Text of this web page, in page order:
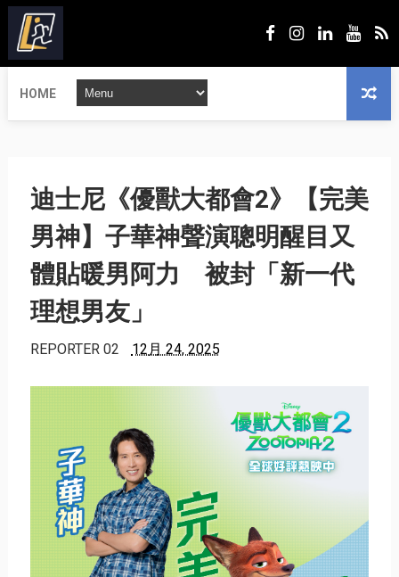
HOME
迪士尼《優獸大都會2》【完美
男神】子華神聲演聰明醒目又
體貼暖男阿力 被封「新一代
理想男友」
REPORTER 02 12月 24, 2025